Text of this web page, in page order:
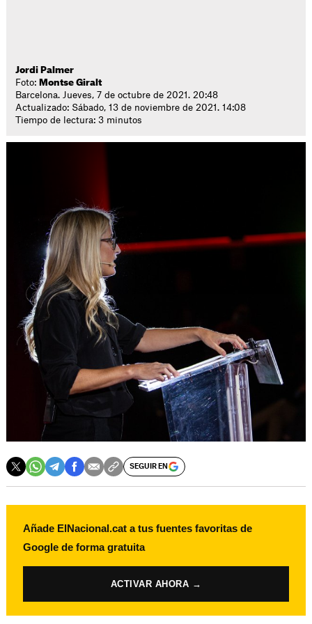
Jordi Palmer
Foto: Montse Giralt
Barcelona. Jueves, 7 de octubre de 2021. 20:48
Actualizado: Sábado, 13 de noviembre de 2021. 14:08
Tiempo de lectura: 3 minutos
SEGUIR EN
Añade ElNacional.cat a tus fuentes favoritas de
Google de forma gratuita
ACTIVAR AHORA →